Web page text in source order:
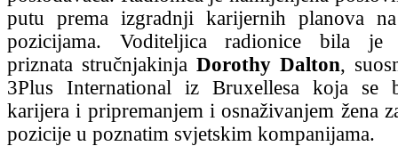
putu prema izgradnji karijernih planova
pozicijama. Voditeljica radionice bila je
priznata stručnjakinjaDorothy Dalton,
3Plus International iz Bruxellesa koja se
karijera i pripremanjem i osnaživanjem žena
pozicije u poznatim svjetskim kompanijama.